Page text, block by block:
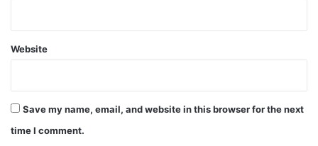
Website
Save my name, email, and website in this browser for the next
time I comment.